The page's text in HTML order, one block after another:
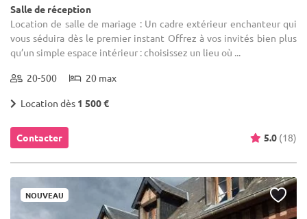
Salle de réception
Location de salle de mariage : Un cadre extérieur enchanteur qui
vous séduira dès le premier instant Offrez à vos invités bien plus
qu’un simple espace intérieur : choisissez un lieu où ...
20-500 20 max
Location dès 1 500 €
Contacter 5.0 (18)
NOUVEAU